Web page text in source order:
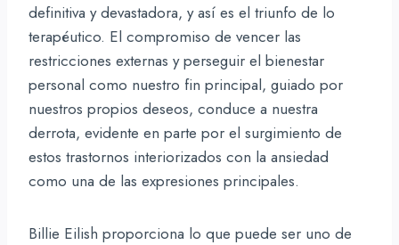
definitiva y devastadora, y así es el triunfo de lo
terapéutico. El compromiso de vencer las
restricciones externas y perseguir el bienestar
personal como nuestro fin principal, guiado por
nuestros propios deseos, conduce a nuestra
derrota, evidente en parte por el surgimiento de
estos trastornos interiorizados con la ansiedad
como una de las expresiones principales.
Billie Eilish proporciona lo que puede ser uno de